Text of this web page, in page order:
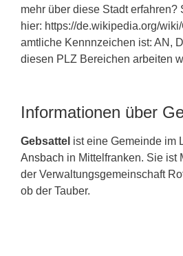
mehr über diese Stadt erfahren?
hier: https://de.wikipedia.org/
amtliche Kennnzeichen ist: AN,
diesen PLZ Bereichen arbeiten
Informationen über
Gebsattel ist eine Gemeinde im
Ansbach in Mittelfranken. Sie ist
der Verwaltungsgemeinschaft
ob der Tauber.